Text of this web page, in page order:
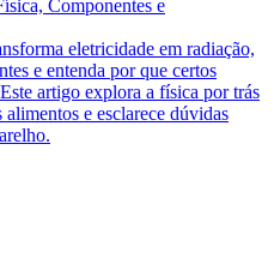
Componentes e
eletricidade em radiação,
e entenda por que certos
artigo explora a física por trás
e esclarece dúvidas